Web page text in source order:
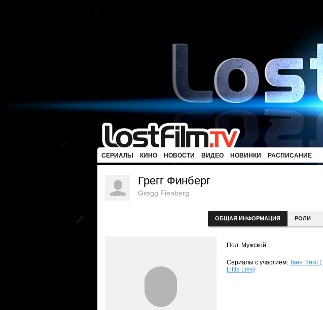
СЕРИАЛЫ КИНО НОВОСТИ ВИДЕО НОВИНКИ РАСПИСАНИЕ
Грегг Финберг
Gregg Fienberg
ОБЩАЯ ИНФОРМАЦИЯ РОЛИ
Пол: Мужской
Сериалы с участием: Твин Пикс
Little Lies)